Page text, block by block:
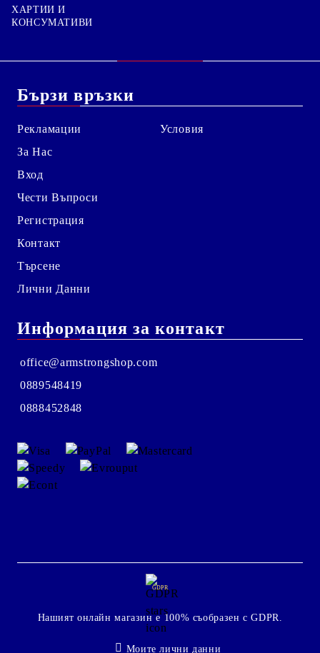
ХАРТИИ И
КОНСУМАТИВИ
Бързи връзки
Рекламации
За Нас
Вход
Чести Въпроси
Регистрация
Контакт
Търсене
Лични Данни
Условия
Информация за контакт
office@armstrongshop.com
0889548419
0888452848
GDPR
Нашият онлайн магазин е 100% съобразен с GDPR.
Моите лични данни